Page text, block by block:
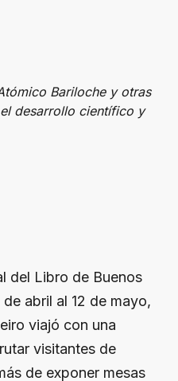
Bariloche y otras
desarrollo científico y
del Libro de Buenos
abril al 12 de mayo,
viajó con una
visitantes de
de exponer mesas